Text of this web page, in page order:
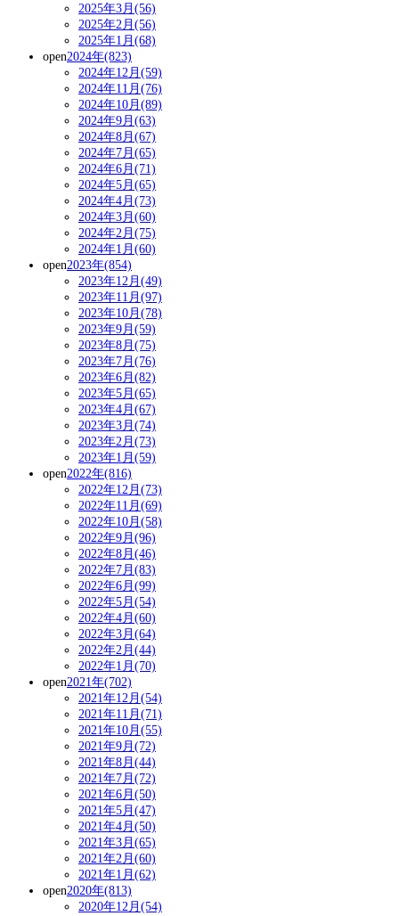
2025年3月(56)
2025年2月(56)
2025年1月(68)
open2024年(823)
2024年12月(59)
2024年11月(76)
2024年10月(89)
2024年9月(63)
2024年8月(67)
2024年7月(65)
2024年6月(71)
2024年5月(65)
2024年4月(73)
2024年3月(60)
2024年2月(75)
2024年1月(60)
open2023年(854)
2023年12月(49)
2023年11月(97)
2023年10月(78)
2023年9月(59)
2023年8月(75)
2023年7月(76)
2023年6月(82)
2023年5月(65)
2023年4月(67)
2023年3月(74)
2023年2月(73)
2023年1月(59)
open2022年(816)
2022年12月(73)
2022年11月(69)
2022年10月(58)
2022年9月(96)
2022年8月(46)
2022年7月(83)
2022年6月(99)
2022年5月(54)
2022年4月(60)
2022年3月(64)
2022年2月(44)
2022年1月(70)
open2021年(702)
2021年12月(54)
2021年11月(71)
2021年10月(55)
2021年9月(72)
2021年8月(44)
2021年7月(72)
2021年6月(50)
2021年5月(47)
2021年4月(50)
2021年3月(65)
2021年2月(60)
2021年1月(62)
open2020年(813)
2020年12月(54)